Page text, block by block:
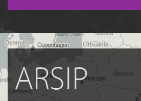
ARSIP